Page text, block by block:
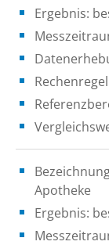
Ergebnis:
Apotheke
Ergebnis: